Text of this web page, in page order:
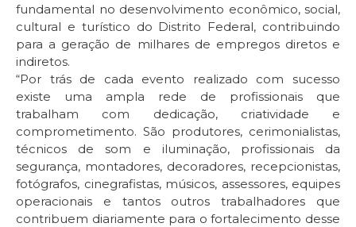
fundamental no desenvolvimento econômico, social,
cultural e turístico do Distrito Federal, contribuindo
para a geração de milhares de empregos diretos e
indiretos.
“Por trás de cada evento realizado com sucesso
existe uma ampla rede de profissionais que
trabalham com dedicação, criatividade e
comprometimento. São produtores, cerimonialistas,
técnicos de som e iluminação, profissionais da
segurança, montadores, decoradores, recepcionistas,
fotógrafos, cinegrafistas, músicos, assessores, equipes
operacionais e tantos outros trabalhadores que
contribuem diariamente para o fortalecimento desse